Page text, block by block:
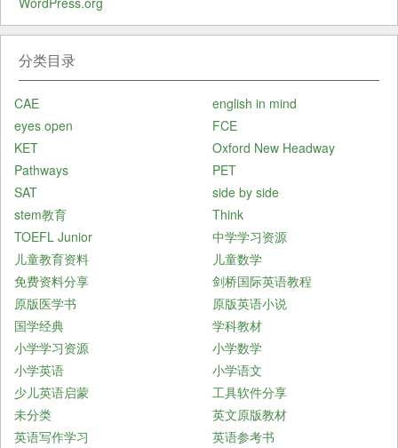
分类目录
CAE
english in mind
eyes open
FCE
KET
Oxford New Headway
Pathways
PET
SAT
side by side
stem教育
Think
TOEFL Junior
中学学习资源
儿童教育资料
儿童数学
免费资料分享
剑桥国际英语教程
原版医学书
原版英语小说
国学经典
学科教材
小学学习资源
小学数学
小学英语
小学语文
少儿英语启蒙
工具软件分享
未分类
英文原版教材
英语写作学习
英语参考书